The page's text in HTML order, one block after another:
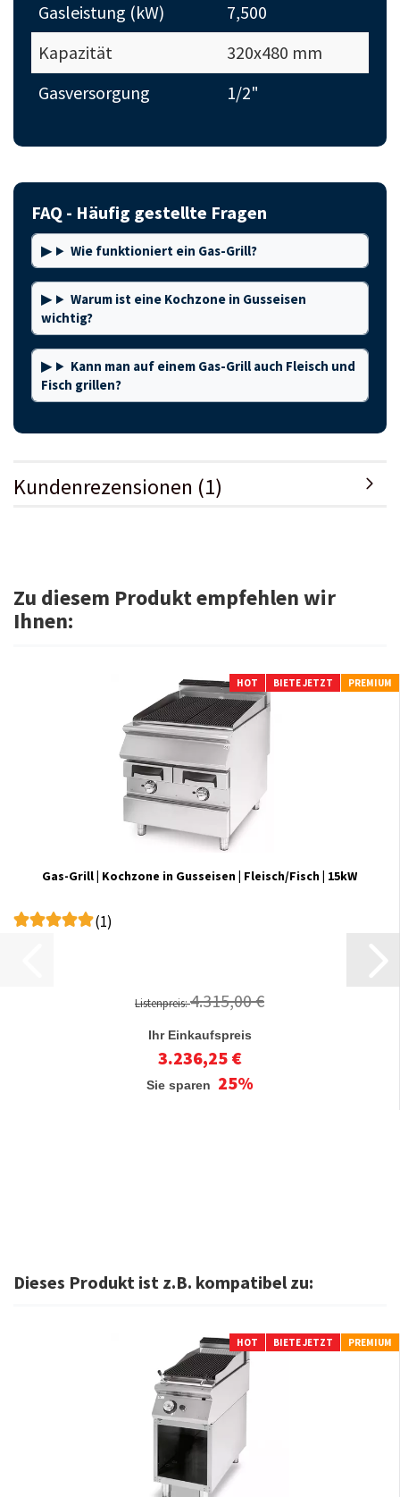
Gasleistung (kW)
7,500
Kapazität
320x480 mm
Gasversorgung
1/2"
FAQ - Häufig gestellte Fragen
Wie funktioniert ein Gas-Grill?
Warum ist eine Kochzone in Gusseisen
wichtig?
Kann man auf einem Gas-Grill auch Fleisch und
Fisch grillen?
Kundenrezensionen (1)
Zu diesem Produkt empfehlen wir
Ihnen:
HOT BIETE JETZT PREMIUM
Gas-Grill | Kochzone in Gusseisen | Fleisch/Fisch | 15kW
(1)
Listenpreis:4.315,00 €
Ihr Einkaufspreis
3.236,25 €
Sie sparen 25%
Dieses Produkt ist z.B. kompatibel zu:
HOT BIETE JETZT PREMIUM